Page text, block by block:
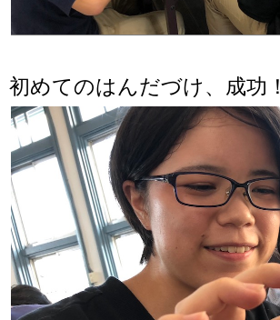
初めてのはんだづけ、成功！